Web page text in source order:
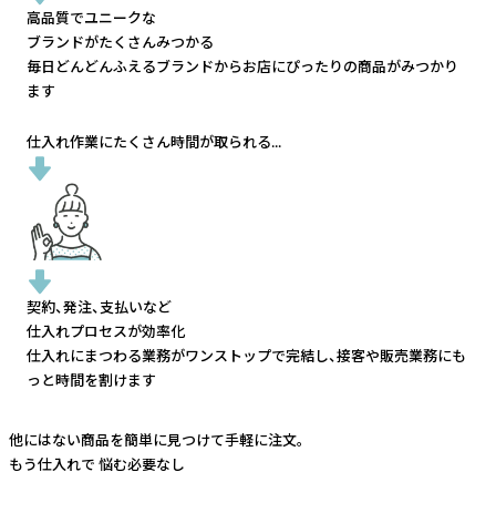
高品質でユニークな
ブランドがたくさんみつかる
毎日どんどんふえるブランドからお店にぴったりの商品がみつかり
ます
仕入れ作業にたくさん時間が取られる...
契約、発注、支払いなど
仕入れプロセスが効率化
仕入れにまつわる業務がワンストップで完結し、接客や販売業務にも
っと時間を割けます
他にはない商品を簡単に見つけて手軽に注文。
もう仕入れで 悩む必要なし